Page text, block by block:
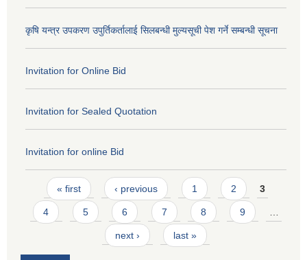
कृषि यन्त्र उपकरण उपुर्तिकर्तालाई सिलबन्धी मुल्यसूची पेश गर्ने सम्बन्धी सूचना
Invitation for Online Bid
Invitation for Sealed Quotation
Invitation for online Bid
Pages
« first ‹ previous 1 2 3
4 5 6 7 8 9 …
next › last »